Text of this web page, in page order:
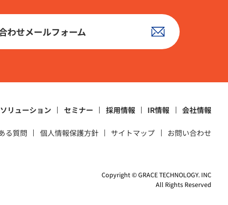
わせメールフォーム
ソリューション セミナー 採用情報 IR情報 会社情報
る質問 個人情報保護方針 サイトマップ お問い合わせ
Copyright © GRACE TECHNOLOGY. INC
All Rights Reserved